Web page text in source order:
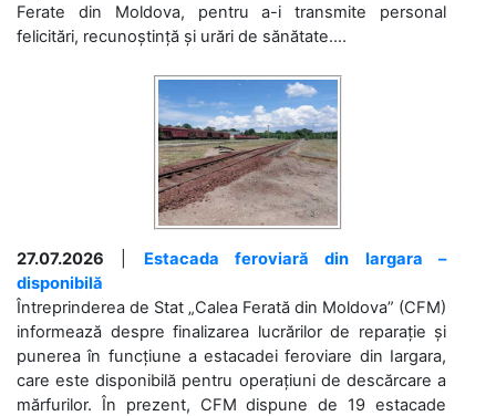
Ferate din Moldova, pentru a-i transmite personal
felicitări, recunoștință și urări de sănătate....
27.07.2026
Estacada feroviară din Iargara –
disponibilă
Întreprinderea de Stat „Calea Ferată din Moldova” (CFM)
informează despre finalizarea lucrărilor de reparație și
punerea în funcțiune a estacadei feroviare din Iargara,
care este disponibilă pentru operațiuni de descărcare a
mărfurilor. În prezent, CFM dispune de 19 estacade